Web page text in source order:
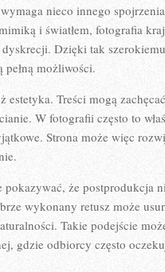
nieco innego
i światłem, fotografia
Dzięki tak
możliwości.
Treści mogą
W fotografii często to
Strona może więc
że postprodukcja
wykonany retusz może
Takie podejście
gdzie odbiorcy często